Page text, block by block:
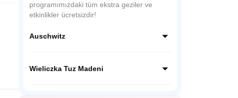
programımızdaki tüm ekstra geziler ve
etkinlikler ücretsizdir!
Auschwitz
Dünya Savaşı’nın en büyük Nazi toplama
Wieliczka Tuz Madeni